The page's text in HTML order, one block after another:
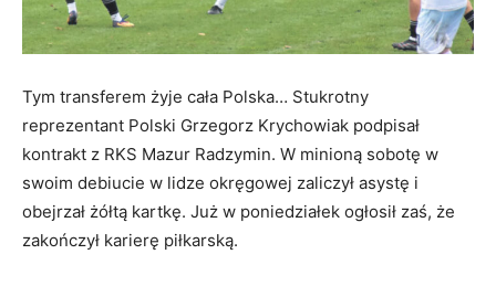
Tym transferem żyje cała Polska… Stukrotny
reprezentant Polski Grzegorz Krychowiak podpisał
kontrakt z RKS Mazur Radzymin. W minioną sobotę w
swoim debiucie w lidze okręgowej zaliczył asystę i
obejrzał żółtą kartkę. Już w poniedziałek ogłosił zaś, że
zakończył karierę piłkarską.